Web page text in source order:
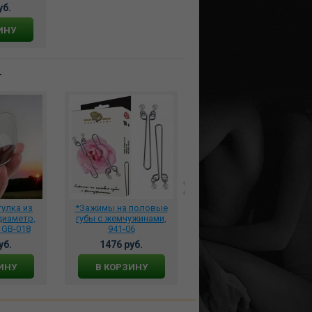
из
018
*Зажимы на половые
губы с жемчужинами,
941-06
1476 руб.
В КОРЗИНУ